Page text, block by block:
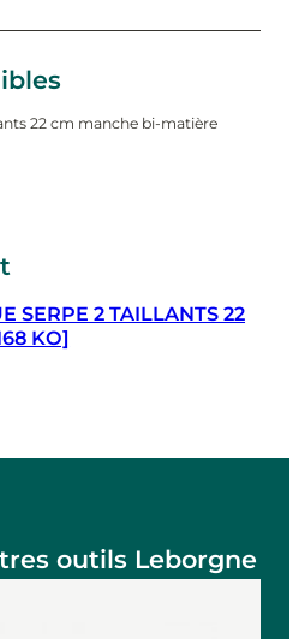
22 cm manche bi-matière
SERPE 2 TAILLANTS 22
KO]
outils Leborgne